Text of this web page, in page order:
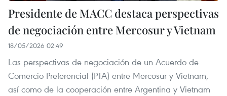
Presidente de MACC destaca perspectivas
de negociación entre Mercosur y Vietnam
18/05/2026 02:49
Las perspectivas de negociación de un Acuerdo de
Comercio Preferencial (PTA) entre Mercosur y Vietnam,
así como de la cooperación entre Argentina y Vietnam